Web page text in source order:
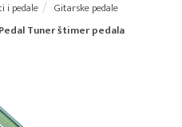
i pedale
Gitarske pedale
Tuner štimer pedala